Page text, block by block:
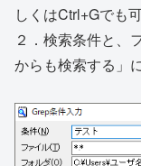
しくはCtrl+Gでも可
２．検索条件と、
からも検索する」